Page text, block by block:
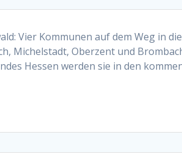
Vier Kommunen auf dem Weg in
Michelstadt, Oberzent und
Hessen werden sie in den